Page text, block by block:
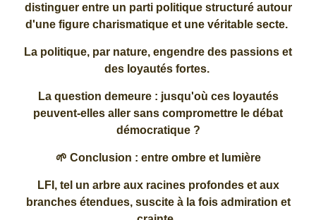
distinguer entre un parti politique structuré autour
d'une figure charismatique et une véritable secte.
La politique, par nature, engendre des passions et
des loyautés fortes.
La question demeure : jusqu'où ces loyautés
peuvent-elles aller sans compromettre le débat
démocratique ?
🌱 Conclusion : entre ombre et lumière
LFI, tel un arbre aux racines profondes et aux
branches étendues, suscite à la fois admiration et